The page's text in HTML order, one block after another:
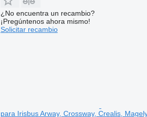
¿No encuentra un recambio?
¡Pregúntenos ahora mismo!
Solicitar recambio
para Irisbus Arway, Crossway, Crealis,